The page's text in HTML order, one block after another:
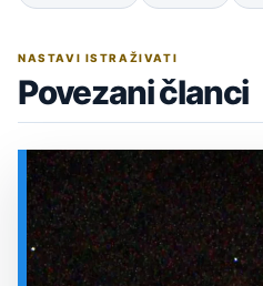
NASTAVI ISTRAŽIVATI
Povezani članci